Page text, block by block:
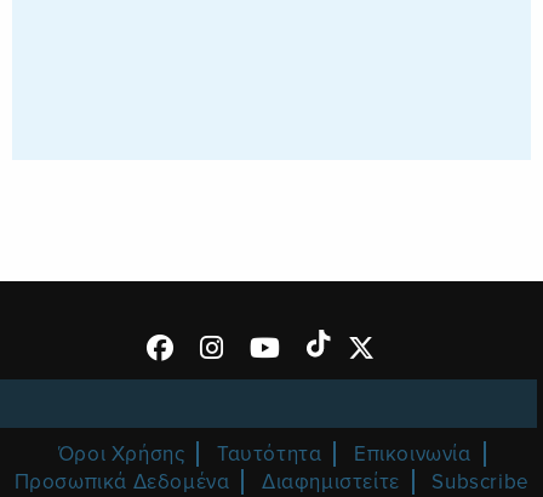
Όροι Χρήσης Ταυτότητα
Επικοινωνία
Προσωπικά Δεδομένα
Διαφημιστείτε Subscribe